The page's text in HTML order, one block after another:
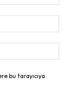
bu tarayıcıya